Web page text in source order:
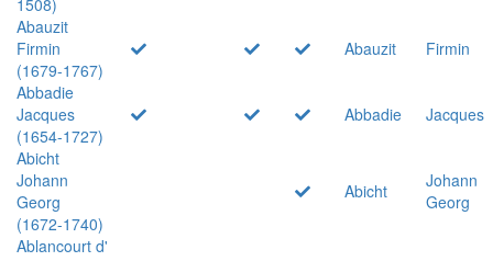
Abauzit
Firmin
(1679-1767)
Abauzit
Firmin
Abbadie
Jacques
(1654-1727)
Abbadie
Jacques
Abicht
Johann
Georg
(1672-1740)
Abicht
Johann
Georg
Ablancourt d'